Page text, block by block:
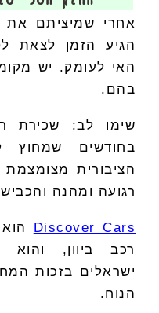
אחרי שמיציתם את
הגיע הזמן לצאת
האי לעומק. יש
בהם.
שימו לב: שכירת
בחודשים שמחוץ
הציבורית מצומצמת
רגועה ומהנה
Discover Cars
רכב ביוון, והוא
ישראלים בזכות
הנוח.